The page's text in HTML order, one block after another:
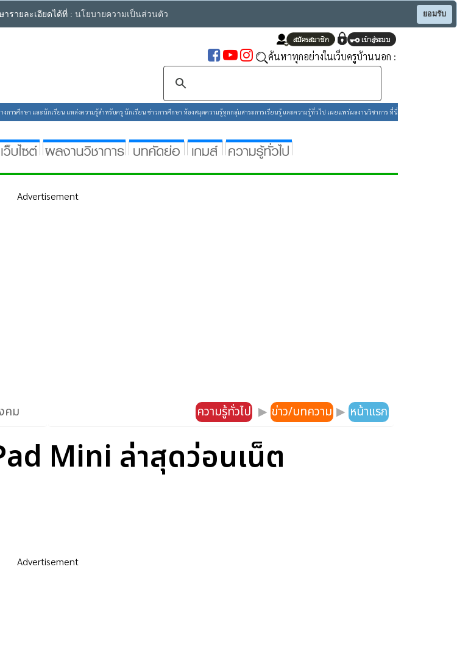
รายละเอียดได้ที่ : นโยบายความเป็นส่วนตัว ยอมรับ
ค้นหาทุกอย่างในเว็บครูบ้านนอก :
งการศึกษา และนักเรียน แหล่งความรู้สำหรับครู นักเรียน ข่าวการศึกษา ห้องสมุดความรู้ทุกกลุ่มสาระการเรียนรู้ และความรู้ทั่วไป เผยแพร่ผลงานวิชาการ ที่นี่
Advertisement
คม ความรู้ทั่วไป ▶ ข่าว/บทความ ▶ หน้าแรก
Mini ล่าสุดว่อนเน็ต
Advertisement